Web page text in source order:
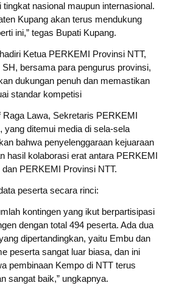
tingkat nasional maupun internasional.
Kupang akan terus mendukung
ini,” tegas Bupati Kupang.
Ketua PERKEMI Provinsi NTT,
bersama para pengurus provinsi,
dukungan penuh dan memastikan
standar kompetisi
Raga Lawa, Sekretaris PERKEMI
yang ditemui media di sela-sela
bahwa penyelenggaraan kejuaraan
hasil kolaborasi erat antara PERKEMI
PERKEMI Provinsi NTT.
peserta secara rinci:
kontingen yang ikut berpartisipasi
dengan total 494 peserta. Ada dua
dipertandingkan, yaitu Embu dan
peserta sangat luar biasa, dan ini
pembinaan Kempo di NTT terus
sangat baik,” ungkapnya.